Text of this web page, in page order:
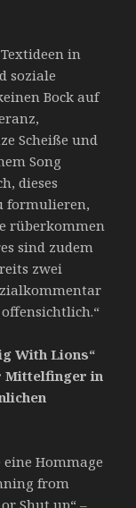
in
soziale
Bock auf
Scheiße und
Song
dieses
formulieren,
rüberkommen
sind zudem
zwei
With Lions“
Mittelfinger in
Hommage
from